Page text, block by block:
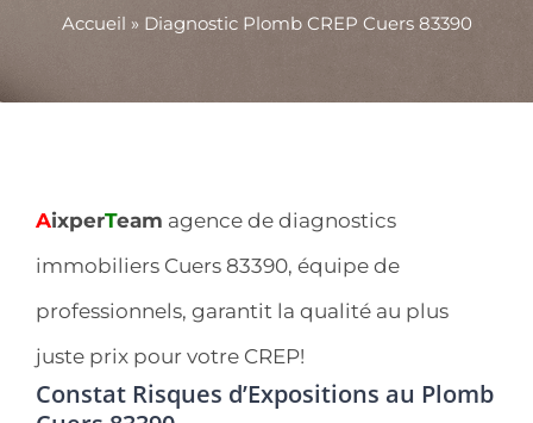
Accueil » Diagnostic Plomb CREP Cuers 83390
AixperTeam agence de diagnostics
immobiliers Cuers 83390, équipe de
professionnels, garantit la qualité au plus
juste prix pour votre CREP!
Constat Risques d’Expositions au Plomb